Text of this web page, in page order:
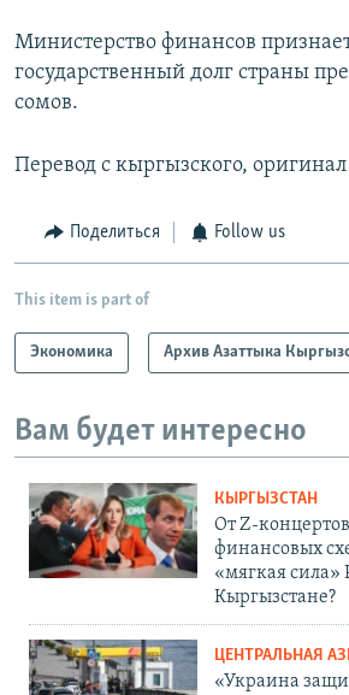
Министерство финансов
государственный долг страны
сомов.
Перевод с кыргызского, оригинал
Поделиться Follow us
This item is part of
Экономика Архив Азаттыка
Вам будет интересно
КЫРГЫЗСТАН
От Z-
финансовых
«мягкая сила»
Кыргызстане?
ЦЕНТРАЛЬНАЯ
«Украина